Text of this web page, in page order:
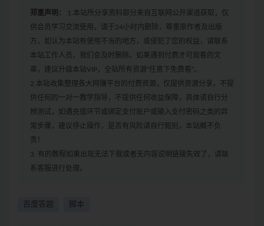
郑重声明：
1.本站所分享资料部分来自互联网公开渠道获取，仅
供会员学习交流使用，请于24小时内删除，尊重原作者及出版
方，如认为本站有使用不当的地方，或侵犯了您的权益，请联系
本站工作人员，我们会及时删除。如果遇到付费才可观看的文
章，建议升级本站VIP，全站所有资源“任意下免费看”。
2.本站收集整理各大网赚平台的付费资源，仅提供资源分享，不提
供任何的一对一教学指导，不提供任何收益保障，具体请自行分
辨测试，如遇充值环节或绑定支付账户或输入支付密码之类的异
常步骤，建议停止操作，是否有风险请自行甄别，本站概不负
责！
3. 有的教程如果出现无法下载或者无内容说明链接失效了，请联
系客服进行处理。
百度答题 脚本